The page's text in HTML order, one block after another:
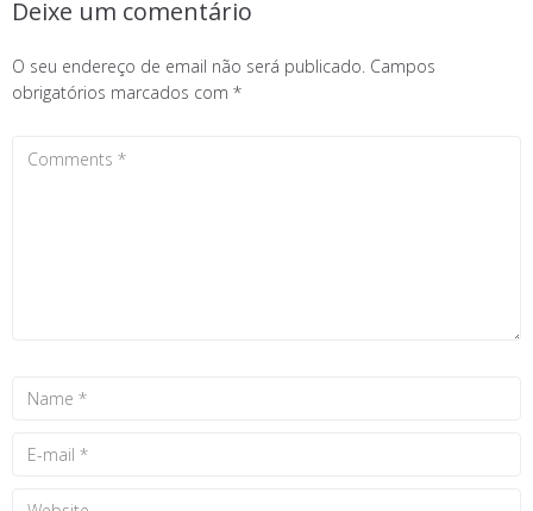
Deixe um comentário
O seu endereço de email não será publicado. Campos
obrigatórios marcados com *